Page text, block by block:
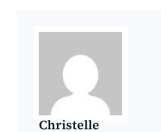
Christelle